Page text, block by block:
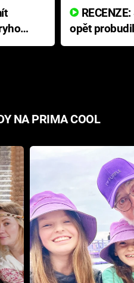
opět
přichází s
NA PRIMA COOL